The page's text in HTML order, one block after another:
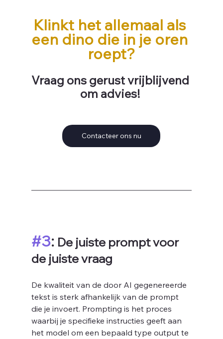
Klinkt het allemaal als
een dino die in je oren
roept?
Vraag ons gerust vrijblijvend
om advies!
Contacteer ons nu
#3: De juiste prompt voor
de juiste vraag
De kwaliteit van de door AI gegenereerde
tekst is sterk afhankelijk van de prompt
die je invoert. Prompting is het proces
waarbij je specifieke instructies geeft aan
het model om een bepaald type output te